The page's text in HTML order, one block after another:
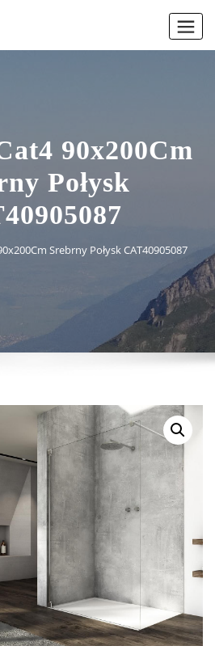
90x200Cm
Połysk
Srebrny Połysk CAT40905087